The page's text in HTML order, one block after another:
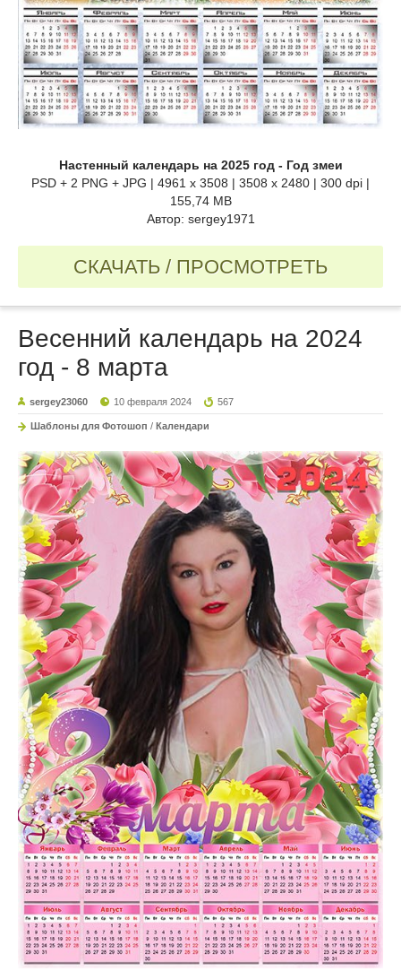
Настенный календарь на 2025 год - Год змеи
PSD + 2 PNG + JPG | 4961 x 3508 | 3508 x 2480 | 300 dpi |
155,74 MB
Автор: sergey1971
СКАЧАТЬ / ПРОСМОТРЕТЬ
Весенний календарь на 2024
год - 8 марта
sergey23060 10 февраля 2024 567
Шаблоны для Фотошоп / Календари